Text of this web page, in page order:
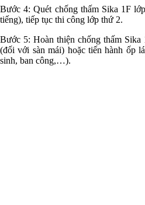
Bước 4: Quét chống thấm Sika 1F
tiếng), tiếp tục thi công lớp thứ 2.
Bước 5: Hoàn thiện chống thấm Sika
(đối với sàn mái) hoặc tiến hành ốp
sinh, ban công,…).